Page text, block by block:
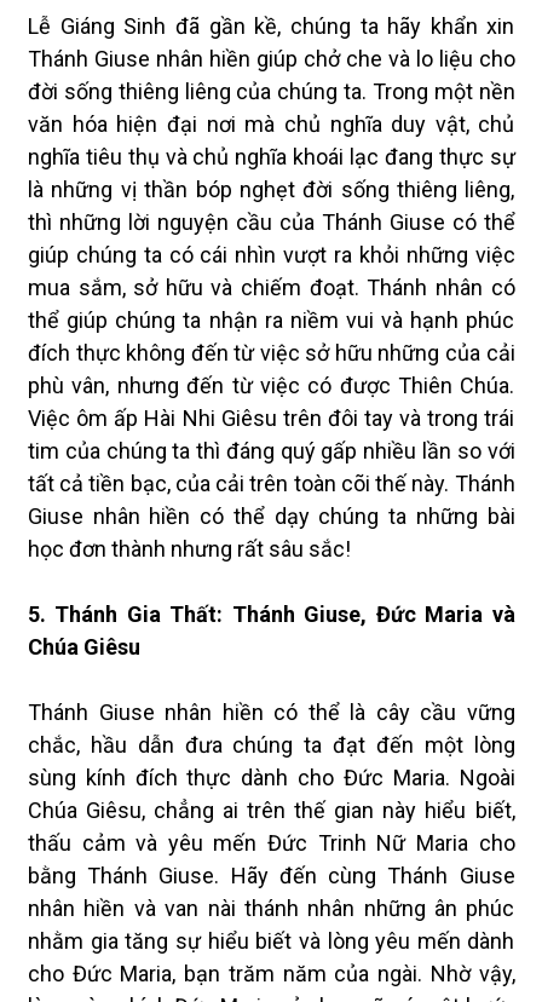
Lễ Giáng Sinh đã gần kề, chúng ta hãy khẩn xin
Thánh Giuse nhân hiền giúp chở che và lo liệu cho
đời sống thiêng liêng của chúng ta. Trong một nền
văn hóa hiện đại nơi mà chủ nghĩa duy vật, chủ
nghĩa tiêu thụ và chủ nghĩa khoái lạc đang thực sự
là những vị thần bóp nghẹt đời sống thiêng liêng,
thì những lời nguyện cầu của Thánh Giuse có thể
giúp chúng ta có cái nhìn vượt ra khỏi những việc
mua sắm, sở hữu và chiếm đoạt. Thánh nhân có
thể giúp chúng ta nhận ra niềm vui và hạnh phúc
đích thực không đến từ việc sở hữu những của cải
phù vân, nhưng đến từ việc có được Thiên Chúa.
Việc ôm ấp Hài Nhi Giêsu trên đôi tay và trong trái
tim của chúng ta thì đáng quý gấp nhiều lần so với
tất cả tiền bạc, của cải trên toàn cõi thế này. Thánh
Giuse nhân hiền có thể dạy chúng ta những bài
học đơn thành nhưng rất sâu sắc!
5. Thánh Gia Thất: Thánh Giuse, Đức Maria và
Chúa Giêsu
Thánh Giuse nhân hiền có thể là cây cầu vững
chắc, hầu dẫn đưa chúng ta đạt đến một lòng
sùng kính đích thực dành cho Đức Maria. Ngoài
Chúa Giêsu, chẳng ai trên thế gian này hiểu biết,
thấu cảm và yêu mến Đức Trinh Nữ Maria cho
bằng Thánh Giuse. Hãy đến cùng Thánh Giuse
nhân hiền và van nài thánh nhân những ân phúc
nhằm gia tăng sự hiểu biết và lòng yêu mến dành
cho Đức Maria, bạn trăm năm của ngài. Nhờ vậy,